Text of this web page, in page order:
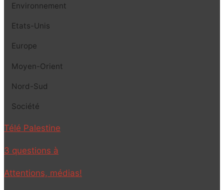
Environnement
Etats-Unis
Europe
Moyen-Orient
Nord-Sud
Société
Télé Palestine
3 questions à
Attentions, médias!